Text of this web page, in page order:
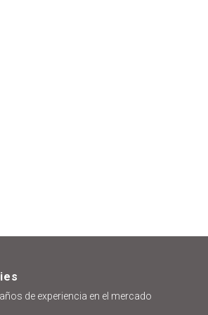
de experiencia en el mercado